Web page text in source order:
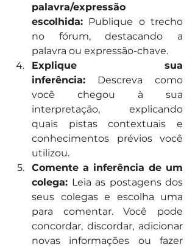
palavra/expressão
escolhida: Publique o trecho
no fórum, destacando a
palavra ou expressão-chave.
Explique sua
inferência: Descreva como
você chegou à sua
interpretação, explicando
quais pistas contextuais e
conhecimentos prévios você
utilizou.
Comente a inferência de um
colega: Leia as postagens dos
seus colegas e escolha uma
para comentar. Você pode
concordar, discordar, adicionar
novas informações ou fazer